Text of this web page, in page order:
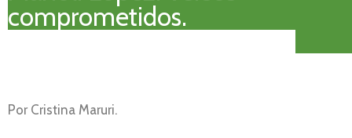
comprometidos.
Por Cristina Maruri.